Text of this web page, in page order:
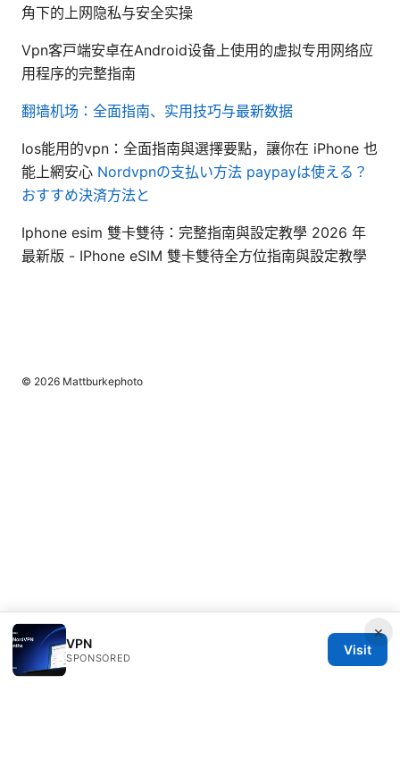
角下的上网隐私与安全实操
Vpn客户端安卓在Android设备上使用的虚拟专用网络应
用程序的完整指南
翻墙机场：全面指南、实用技巧与最新数据
Ios能用的vpn：全面指南與選擇要點，讓你在 iPhone 也
能上網安心 Nordvpnの支払い方法 paypayは使える？
おすすめ決済方法と
Iphone esim 雙卡雙待：完整指南與設定教學 2026 年
最新版 - IPhone eSIM 雙卡雙待全方位指南與設定教學
×
VPN
SPONSORED
Visit
© 2026 Mattburkephoto